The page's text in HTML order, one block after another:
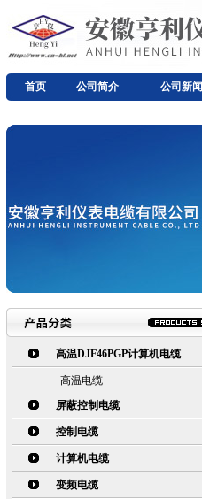
首页 公司简介 公司新闻
高温DJF46PGP计算机电缆
高温电缆
屏蔽控制电缆
控制电缆
计算机电缆
变频电缆